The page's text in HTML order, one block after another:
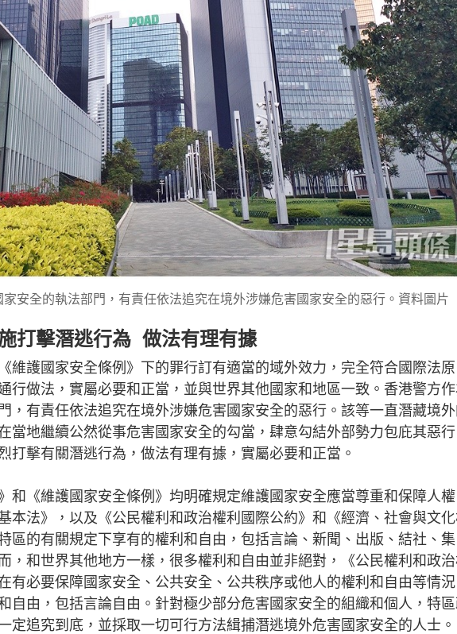
安全的執法部門，有責任依法追究在境外涉嫌危害國家安全的惡行。資料圖片
打擊潛逃行為 做法有理有據
維護國家安全條例》下的罪行訂有適當的域外效力，完全符合國際法原
行做法，實屬必要和正當，並與世界其他國家和地區一致。香港警方
，有責任依法追究在境外涉嫌危害國家安全的惡行。該等一直潛藏境
當地繼續公然從事危害國家安全的勾當，肆意勾結外部勢力包庇其惡
打擊有關潛逃行為，做法有理有據，實屬必要和正當。
和《維護國家安全條例》均明確規定維護國家安全應當尊重和保障人
本法》，以及《公民權利和政治權利國際公約》和《經濟、社會與文
區的有關規定下享有的權利和自由，包括言論、新聞、出版、結社、集
，和世界其他地方一樣，很多權利和自由並非絕對，《公民權利和政
有必要保障國家安全、公共安全、公共秩序或他人的權利和自由等情況
自由，包括言論自由。針對極少部分危害國家安全的組織和個人，特
定追究到底，並採取一切可行方法緝捕潛逃境外危害國家安全的人士。